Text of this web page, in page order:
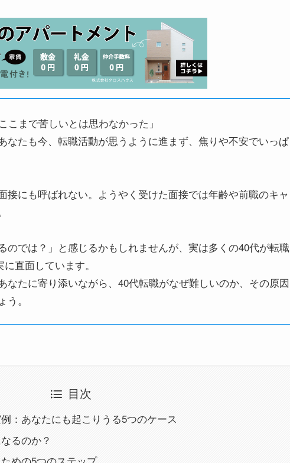
こまで苦しいとは思わなかった」
なたも今、転職活動が思うように進まず、焦りや不安でいっぱ
接にも呼ばれない。ようやく受けた面接では年齢や前職のキャ
のでは？」と感じるかもしれませんが、実は多くの40代が転職
直面しています。
なたに寄り添いながら、40代転職がなぜ難しいのか、その原因
。
目次
：あなたにも起こりうる5つのケース
るのか？